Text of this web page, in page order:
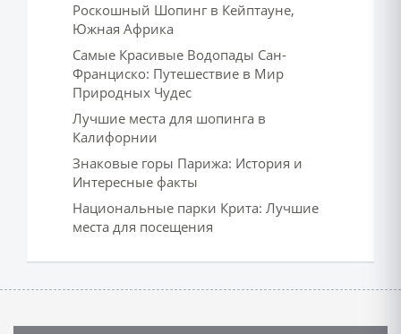
Роскошный Шопинг в Кейптауне,
Южная Африка
Самые Красивые Водопады Сан-
Франциско: Путешествие в Мир
Природных Чудес
Лучшие места для шопинга в
Калифорнии
Знаковые горы Парижа: История и
Интересные факты
Национальные парки Крита: Лучшие
места для посещения